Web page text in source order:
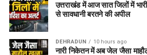
उत्तराखंड में आज सात जिलों में
से सावधानी बरतने की अपील
DEHRADUN 10 hours ago
नारी निकेतन में अब जेल जैसा माहौल